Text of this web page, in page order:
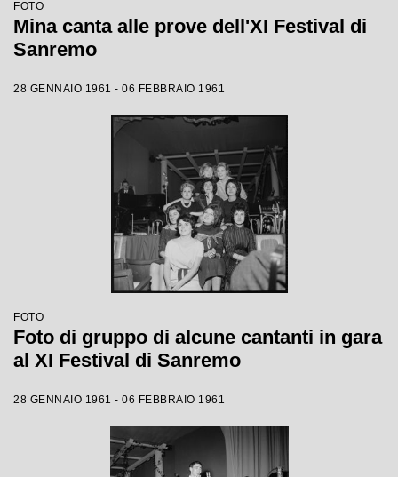
FOTO
Mina canta alle prove dell'XI Festival di
Sanremo
28 GENNAIO 1961 - 06 FEBBRAIO 1961
FOTO
Foto di gruppo di alcune cantanti in gara
al XI Festival di Sanremo
28 GENNAIO 1961 - 06 FEBBRAIO 1961